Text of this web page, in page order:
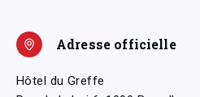
Adresse officielle
Hôtel du Greffe